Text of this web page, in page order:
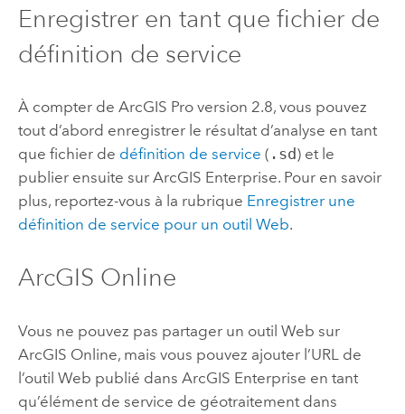
Enregistrer en tant que fichier de
définition de service
À compter de ArcGIS Proversion 2.8, vous pouvez
tout d’abord enregistrer le résultat d’analyse en tant
que fichier de définition de service ( .sd) et le
publier ensuite sur ArcGIS Enterprise. Pour en savoir
plus, reportez-vous à la rubrique Enregistrer une
définition de service pour un outil Web.
ArcGIS Online
Vous ne pouvez pas partager un outil Web sur
ArcGIS Online, mais vous pouvez ajouter l’URL de
l’outil Web publié dans ArcGIS Enterprise en tant
qu’élément de service de géotraitement dans